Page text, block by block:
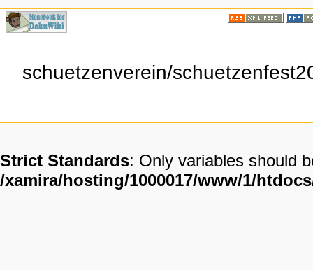
schuetzenverein/
Strict Standards: Only variables should
/xamira/hosting/1000017/www/1/